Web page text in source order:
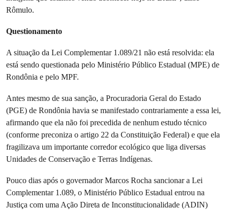
Rômulo.
Questionamento
A situação da Lei Complementar 1.089/21 não está resolvida: ela
está sendo questionada pelo Ministério Público Estadual (MPE) de
Rondônia e pelo MPF.
Antes mesmo de sua sanção, a Procuradoria Geral do Estado
(PGE) de Rondônia havia se manifestado contrariamente a essa lei,
afirmando que ela não foi precedida de nenhum estudo técnico
(conforme preconiza o artigo 22 da Constituição Federal) e que ela
fragilizava um importante corredor ecológico que liga diversas
Unidades de Conservação e Terras Indígenas.
Pouco dias após o governador Marcos Rocha sancionar a Lei
Complementar 1.089, o Ministério Público Estadual entrou na
Justiça com uma Ação Direta de Inconstitucionalidade (ADIN)